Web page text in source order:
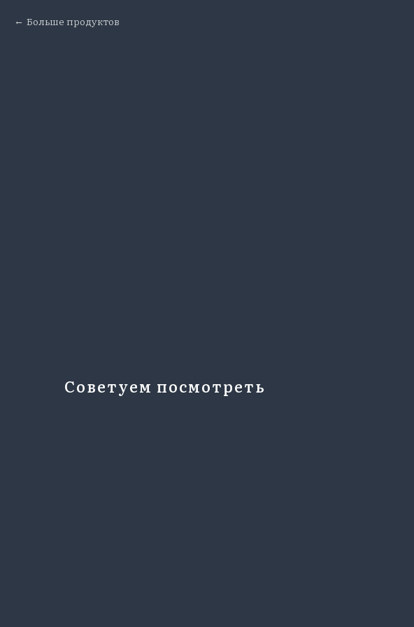
Больше продуктов
Советуем посмотреть